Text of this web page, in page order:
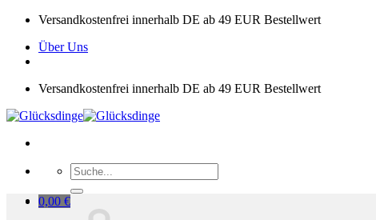
Zum
springen
Versandkostenfrei innerhalb DE ab 49 EUR Bestellwert
Über Uns
Versandkostenfrei innerhalb DE ab 49 EUR Bestellwert
Suchen
nach:
0,00 €